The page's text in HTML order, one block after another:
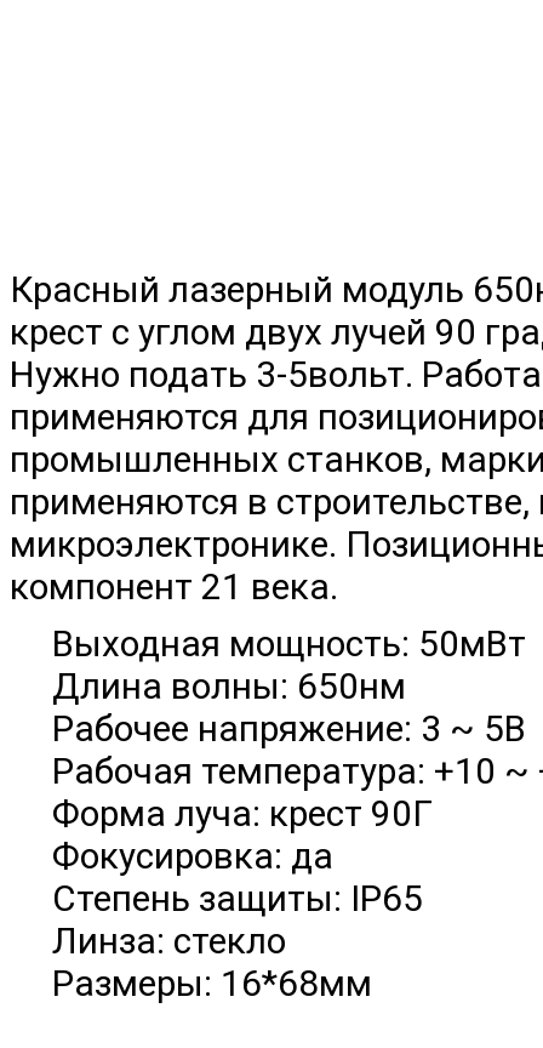
Красный лазерный модуль
крест с углом двух лучей 90
Нужно подать 3-5вольт.
применяются для
промышленных станков,
применяются в
микроэлектронике.
компонент 21 века.
Выходная мощность: 50мВт
Длина волны: 650нм
Рабочее напряжение: 3 ~ 5В
Рабочая температура: +10 ~
Форма луча: крест 90Г
Фокусировка: да
Степень защиты: IP65
Линза: стекло
Размеры: 16*68мм